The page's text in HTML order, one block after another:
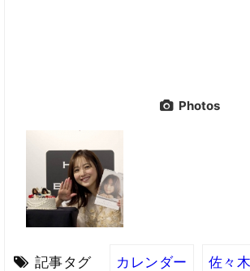
Photos
記事タグ カレンダー 佐々